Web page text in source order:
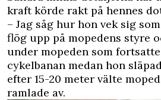
kraft körde rakt på hennes
– Jag såg hur hon vek sig
flög upp på mopedens styre
under mopeden som
cykelbanan medan hon
efter 15-20 meter välte
ramlade av.